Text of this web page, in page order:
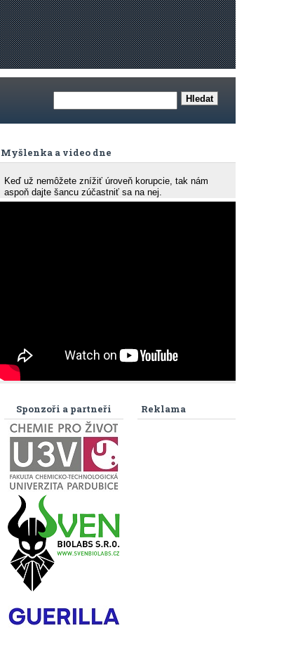
Myšlenka a video dne
Keď už nemôžete znížiť úroveň korupcie, tak nám
aspoň dajte šancu zúčastniť sa na nej.
Reklama
Sponzoři a partneři